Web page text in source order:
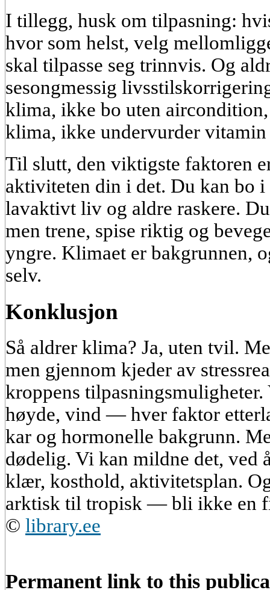
I tillegg, husk om tilpasning:
hvor som helst, velg
skal tilpasse seg trinnvis. Og
sesongmessig
klima, ikke bo uten
klima, ikke undervurder
Til slutt, den viktigste faktoren
aktiviteten din i det. Du kan bo
lavaktivt liv og aldre raskere.
men trene, spise riktig og
yngre. Klimaet er bakgrunnen,
selv.
Konklusjon
Så aldrer klima? Ja, uten tvil.
men gjennom kjeder av
kroppens
høyde, vind — hver faktor
kar og hormonelle bakgrunn.
dødelig. Vi kan mildne det, ved
klær, kosthold, aktivitetsplan.
arktisk til tropisk — bli ikke en
© library.ee
Permanent link to this